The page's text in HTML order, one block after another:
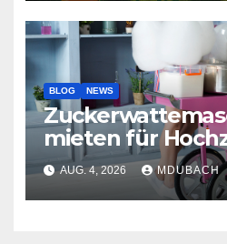
BLOG NEWS
mieten für
AUG. 4, 2026 MDUBACH